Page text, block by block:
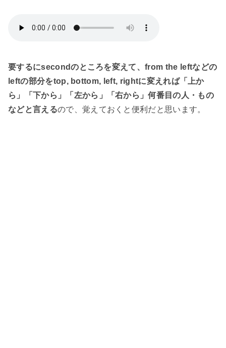
要するにsecondのところを変えて、from the leftなどの
leftの部分をtop, bottom, left, rightに変えれば「上か
ら」「下から」「左から」「右から」何番目の人・もの
などと言えるので、覚えておくと便利だと思います。